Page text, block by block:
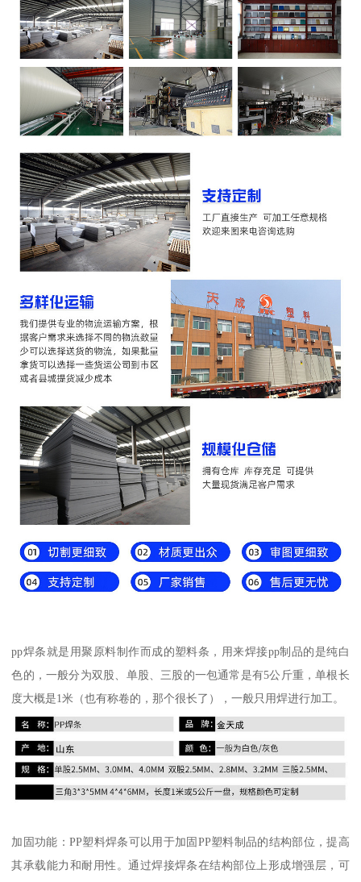
pp焊条就是用聚原料制作而成的塑料条，用来焊接pp制品的是纯白
色的，一般分为双股、单股、三股的一包通常是有5公斤重，单根长
度大概是1米（也有称卷的，那个很长了），一般只用焊进行加工。
加固功能：PP塑料焊条可以用于加固PP塑料制品的结构部位，提高
其承载能力和耐用性。通过焊接焊条在结构部位上形成增强层，可